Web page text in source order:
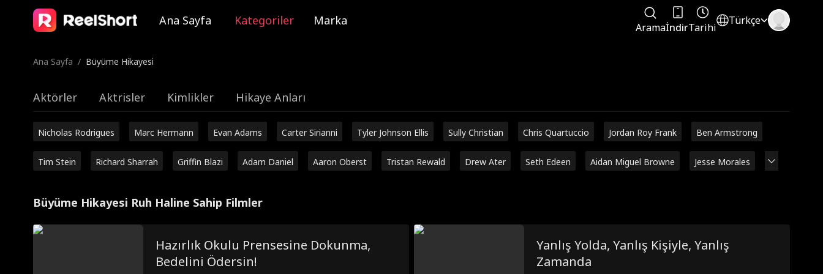
Ana Sayfa Kategoriler Marka AramaİndirTarihi
Türkçe
Ana Sayfa / Büyüme Hikayesi
Aktörler Aktrisler Kimlikler Hikaye Anları
Nicholas Rodrigues Marc Hermann Evan Adams Carter Sirianni Tyler Johnson Ellis Sully Christian Chris Quartuccio Jordan Roy Frank Ben Armstrong
Tim Stein Richard Sharrah Griffin Blazi Adam Daniel Aaron Oberst Tristan Rewald Drew Ater Seth Edeen Aidan Miguel Browne Jesse Morales
Büyüme Hikayesi Ruh Haline Sahip Filmler
Hazırlık Okulu Prensesine Dokunma,
Bedelini Ödersin!
Yanlış Yolda, Yanlış Kişiyle, Yanlış
Zamanda